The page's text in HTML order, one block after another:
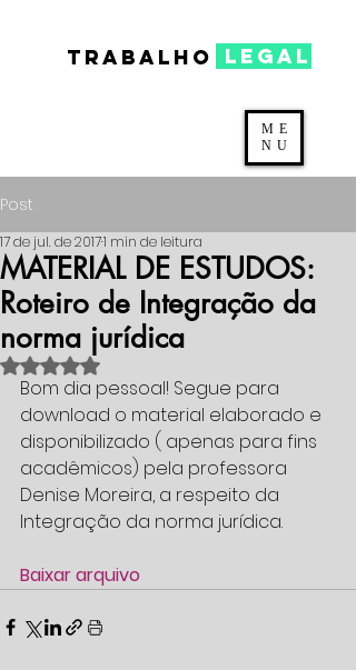
TRABALHO legal
ME
NU
Post
MATERIAL DE ESTUDOS:
Roteiro de Integração da
norma jurídica
17 de jul. de 20171 min de leitura
Avaliado com NaN de 5 estrelas.
Bom dia pessoal! Segue para
download o material elaborado e
disponibilizado ( apenas para fins
acadêmicos) pela professora
Denise Moreira, a respeito da
Integração da norma jurídica.
Baixar arquivo